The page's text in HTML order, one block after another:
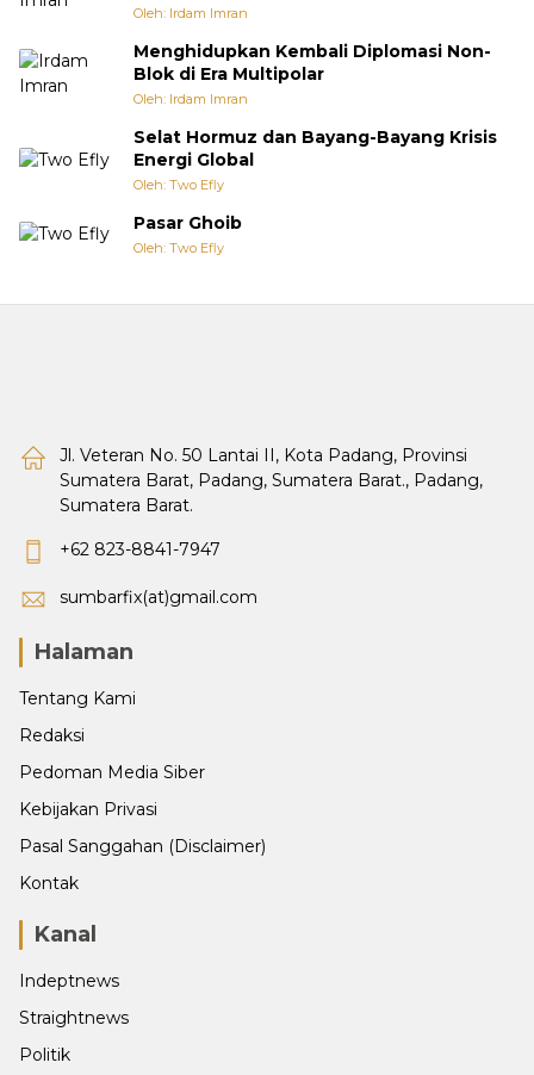
Oleh: Irdam Imran
Menghidupkan Kembali Diplomasi Non-
Blok di Era Multipolar
Oleh: Irdam Imran
Selat Hormuz dan Bayang-Bayang Krisis
Energi Global
Oleh: Two Efly
Pasar Ghoib
Oleh: Two Efly
Jl. Veteran No. 50 Lantai II, Kota Padang, Provinsi
Sumatera Barat, Padang, Sumatera Barat., Padang,
Sumatera Barat.
+62 823-8841-7947
sumbarfix(at)gmail.com
Halaman
Tentang Kami
Redaksi
Pedoman Media Siber
Kebijakan Privasi
Pasal Sanggahan (Disclaimer)
Kontak
Kanal
Indeptnews
Straightnews
Politik